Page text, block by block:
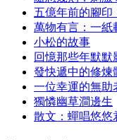
五億年前的腳印
萬物有言：一紙
小松的故事
回憶那些年默默
發快遞中的修煉
一位幸運的無助
獨憐幽草澗邊生
散文：蟬唱悠悠